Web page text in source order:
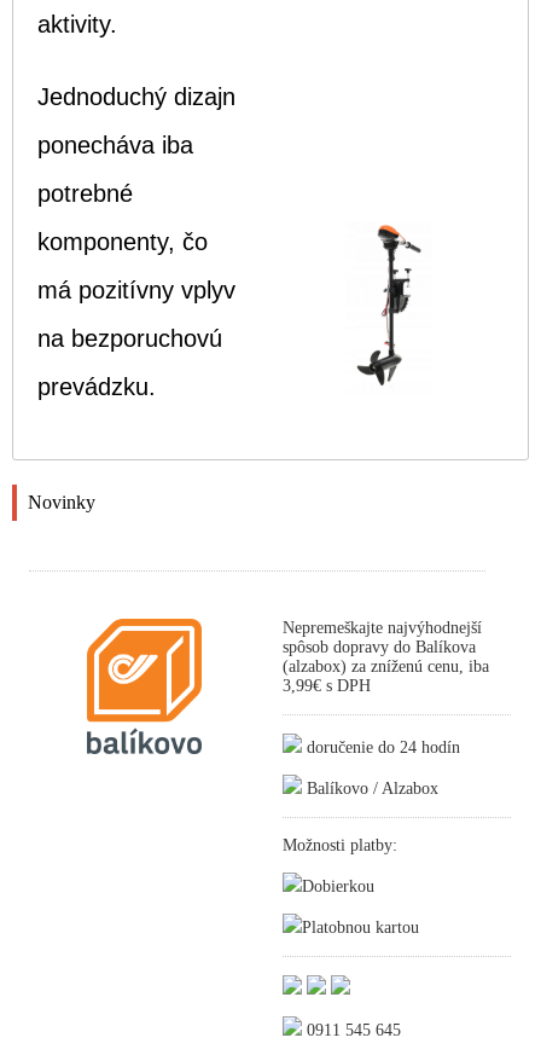
aktivity.
Jednoduchý dizajn
ponecháva iba
potrebné
komponenty, čo
má pozitívny vplyv
na bezporuchovú
prevádzku.
Novinky
Nepremeškajte najvýhodnejší
spôsob dopravy do Balíkova
(alzabox) za zníženú cenu, iba
3,99€ s DPH
doručenie do 24 hodín
Balíkovo / Alzabox
Možnosti platby:
Dobierkou
Platobnou kartou
0911 545 645